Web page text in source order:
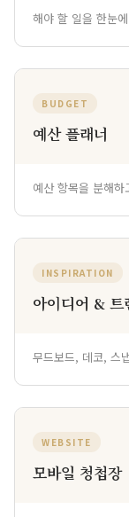
해야 할 일을 한눈
BUDGET
예산 플래너
예산 항목을 분해
INSPIRATION
아이디어 & 트
무드보드, 데코, 스
WEBSITE
모바일 청첩장